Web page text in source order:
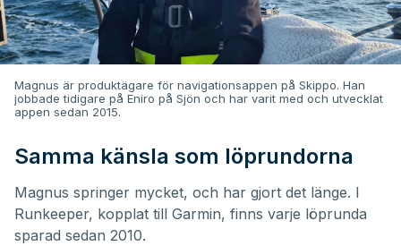
Magnus är produktägare för navigationsappen på Skippo. Han
jobbade tidigare på Eniro på Sjön och har varit med och utvecklat
appen sedan 2015.
Samma känsla som löprundorna
Magnus springer mycket, och har gjort det länge. I
Runkeeper, kopplat till Garmin, finns varje löprunda
sparad sedan 2010.